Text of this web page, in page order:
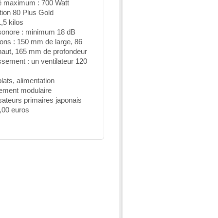
maximum : 700 Watt
80 Plus Gold
kilos
: minimum 18 dB
: 150 mm de large, 86
165 mm de profondeur
: un ventilateur 120
alimentation
modulaire
primaires japonais
euros